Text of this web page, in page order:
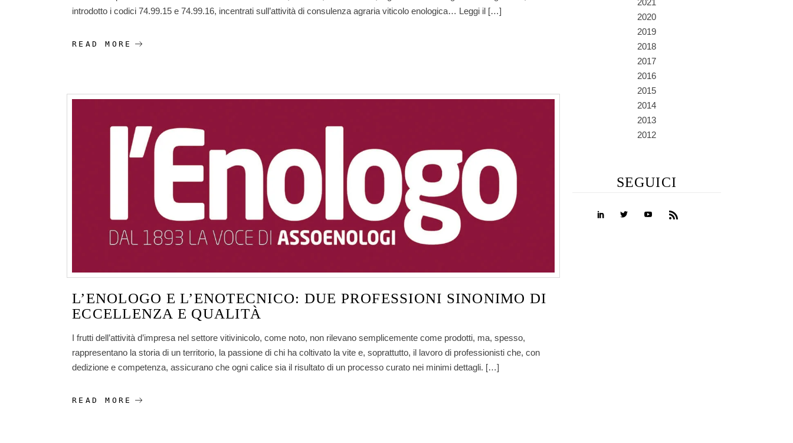
introdotto i codici 74.99.15 e 74.99.16, incentrati sull’attività di consulenza agraria viticolo enologica… Leggi il […]
READ MORE
L’ENOLOGO E L’ENOTECNICO: DUE PROFESSIONI SINONIMO DI
ECCELLENZA E QUALITÀ
I frutti dell’attività d’impresa nel settore vitivinicolo, come noto, non rilevano semplicemente come prodotti, ma, spesso,
rappresentano la storia di un territorio, la passione di chi ha coltivato la vite e, soprattutto, il lavoro di professionisti che, con
dedizione e competenza, assicurano che ogni calice sia il risultato di un processo curato nei minimi dettagli. […]
READ MORE
2021
2020
2019
2018
2017
2016
2015
2014
2013
2012
SEGUICI